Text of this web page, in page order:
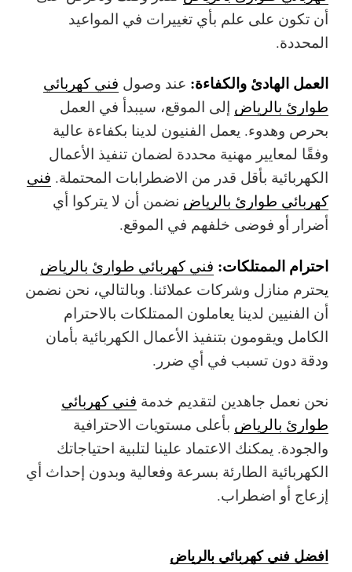
أن تكون على علم بأي تغييرات في المواعيد
المحددة.
العمل الهادئ والكفاءة: عند وصول فني كهربائي
طوارئ بالرياض إلى الموقع، سيبدأ في العمل
بحرص وهدوء. يعمل الفنيون لدينا بكفاءة عالية
وفقًا لمعايير مهنية محددة لضمان تنفيذ الأعمال
الكهربائية بأقل قدر من الاضطرابات المحتملة. فني
كهربائي طوارئ بالرياض نضمن أن لا يتركوا أي
أضرار أو فوضى خلفهم في الموقع.
احترام الممتلكات: فني كهربائي طوارئ بالرياض
يحترم منازل وشركات عملائنا. وبالتالي، نحن نضمن
أن الفنيين لدينا يعاملون الممتلكات بالاحترام
الكامل ويقومون بتنفيذ الأعمال الكهربائية بأمان
ودقة دون تسبب في أي ضرر.
نحن نعمل جاهدين لتقديم خدمة فني كهربائي
طوارئ بالرياض بأعلى مستويات الاحترافية
والجودة. يمكنك الاعتماد علينا لتلبية احتياجاتك
الكهربائية الطارئة بسرعة وفعالية وبدون إحداث أي
إزعاج أو اضطراب.
افضل فني كهربائي بالرياض